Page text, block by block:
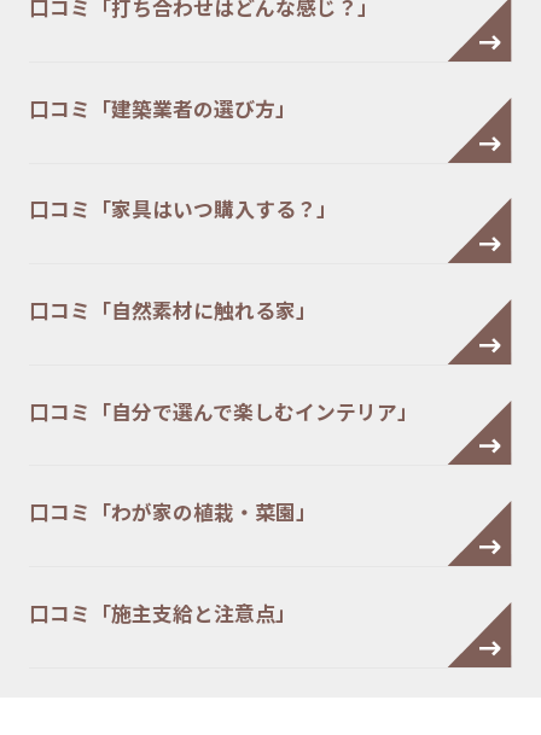
口コミ「打ち合わせはどんな感じ？」
口コミ「建築業者の選び方」
口コミ「家具はいつ購入する？」
口コミ「自然素材に触れる家」
口コミ「自分で選んで楽しむインテリア」
口コミ「わが家の植栽・菜園」
口コミ「施主支給と注意点」